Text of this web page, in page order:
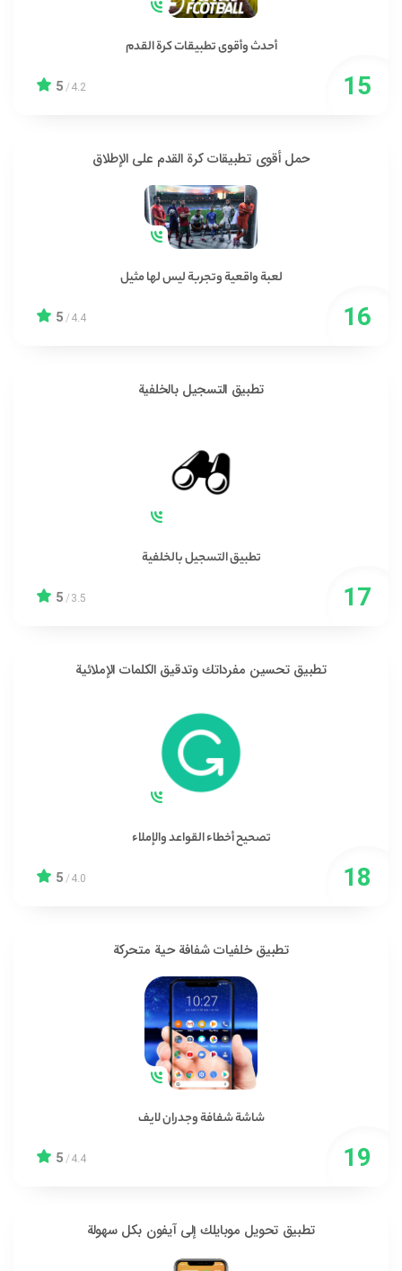
أحدث وأقوى تطبيقات كرة القدم
4.2
/
5
حمل أقوى تطبيقات كرة القدم على الإطلاق
لعبة واقعية وتجربة ليس لها مثيل
4.4
/
5
تطبيق التسجيل بالخلفية
تطبيق التسجيل بالخلفية
3.5
/
5
تطبيق تحسين مفرداتك وتدقيق الكلمات الإملائية
تصحيح أخطاء القواعد والإملاء
4.0
/
5
تطبيق خلفيات شفافة حية متحركة
شاشة شفافة وجدران لايف
4.4
/
5
تطبيق تحويل موبايلك إلى آيفون بكل سهولة